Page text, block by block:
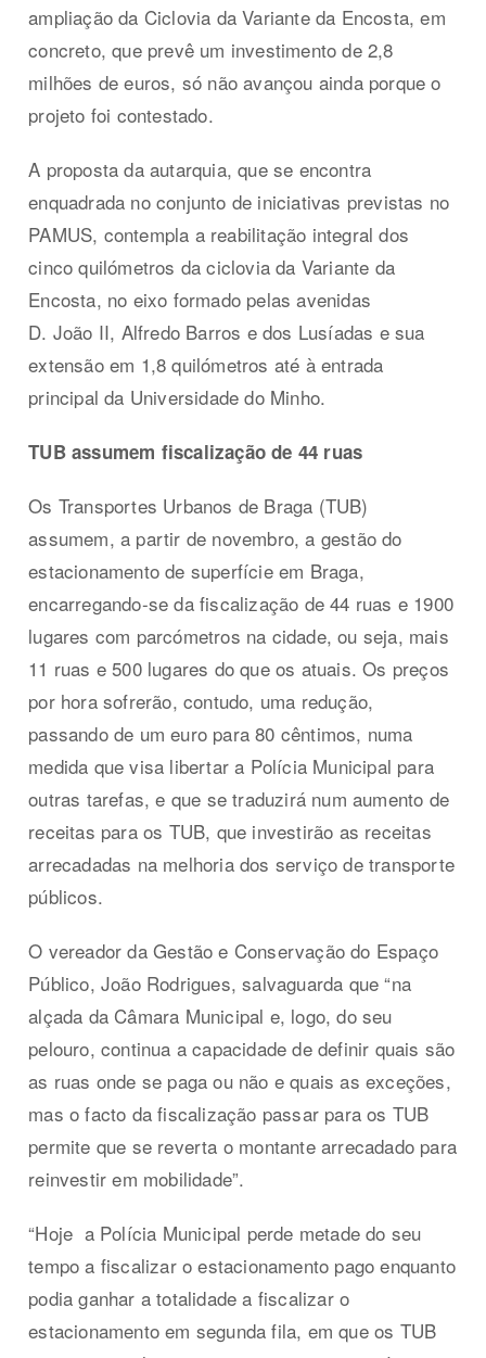
ampliação da Ciclovia da Variante da Encosta, em
concreto, que prevê um investimento de 2,8
milhões de euros, só não avançou ainda porque o
projeto foi contestado.
A proposta da autarquia, que se encontra
enquadrada no conjunto de iniciativas previstas no
PAMUS, contempla a reabilitação integral dos
cinco quilómetros da ciclovia da Variante da
Encosta, no eixo formado pelas avenidas
D. João II, Alfredo Barros e dos Lusíadas e sua
extensão em 1,8 quilómetros até à entrada
principal da Universidade do Minho.
TUB assumem fiscalização de 44 ruas
Os Transportes Urbanos de Braga (TUB)
assumem, a partir de novembro, a gestão do
estacionamento de superfície em Braga,
encarregando-se da fiscalização de 44 ruas e 1900
lugares com parcómetros na cidade, ou seja, mais
11 ruas e 500 lugares do que os atuais. Os preços
por hora sofrerão, contudo, uma redução,
passando de um euro para 80 cêntimos, numa
medida que visa libertar a Polícia Municipal para
outras tarefas, e que se traduzirá num aumento de
receitas para os TUB, que investirão as receitas
arrecadadas na melhoria dos serviço de transporte
públicos.
O vereador da Gestão e Conservação do Espaço
Público, João Rodrigues, salvaguarda que “na
alçada da Câmara Municipal e, logo, do seu
pelouro, continua a capacidade de definir quais são
as ruas onde se paga ou não e quais as exceções,
mas o facto da fiscalização passar para os TUB
permite que se reverta o montante arrecadado para
reinvestir em mobilidade”.
“Hoje a Polícia Municipal perde metade do seu
tempo a fiscalizar o estacionamento pago enquanto
podia ganhar a totalidade a fiscalizar o
estacionamento em segunda fila, em que os TUB